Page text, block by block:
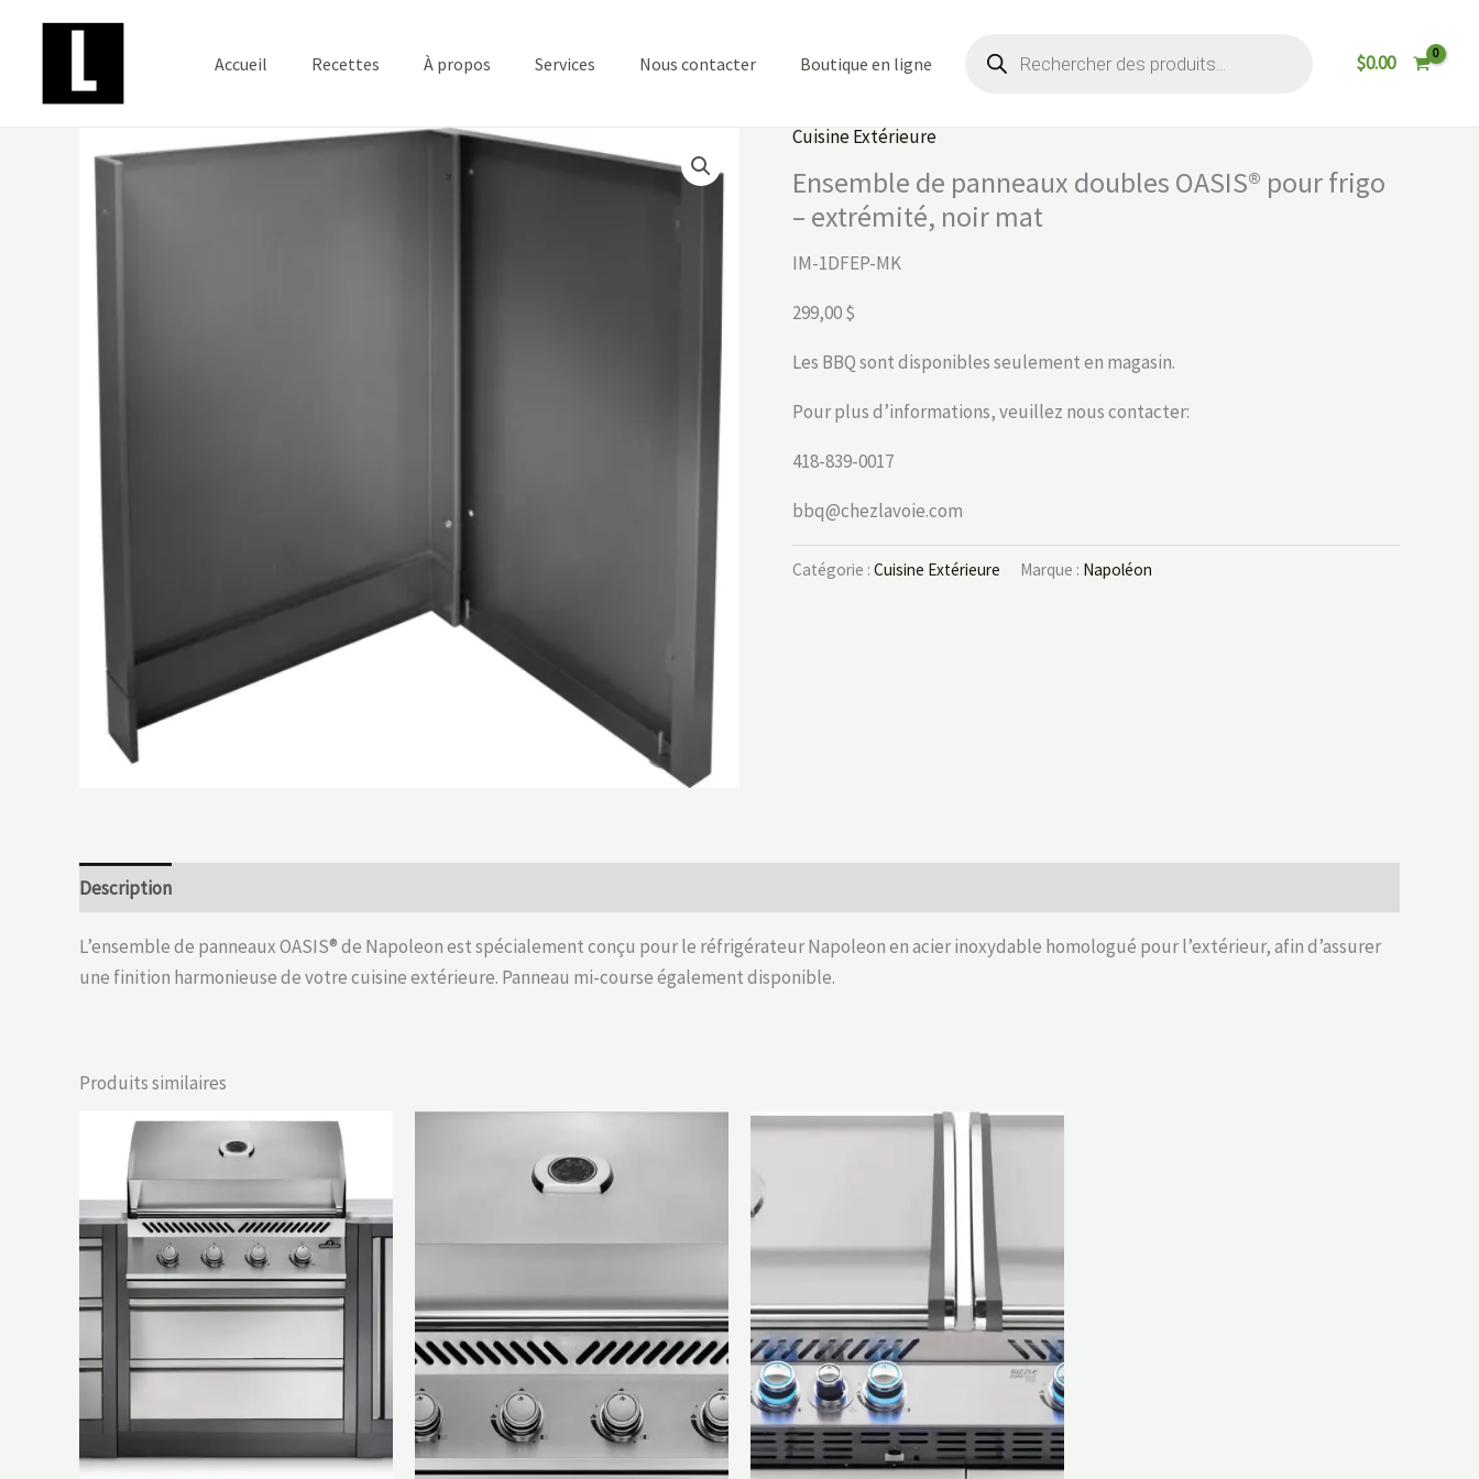
Accueil Recettes À propos Services Nous contacter Boutique en ligne produits $0.00
Cuisine Extérieure
Ensemble de panneaux doubles OASIS® pour frigo
– extrémité, noir mat
IM-1DFEP-MK
299,00 $
Les BBQ sont disponibles seulement en magasin.
Pour plus d’informations, veuillez nous contacter:
418-839-0017
bbq@chezlavoie.com
Catégorie : Cuisine Extérieure Marque : Napoléon
Description
L’ensemble de panneaux OASIS® de Napoleon est spécialement conçu pour le réfrigérateur Napoleon en acier inoxydable homologué pour l’extérieur, afin d’assurer
une finition harmonieuse de votre cuisine extérieure. Panneau mi-course également disponible.
Produits similaires